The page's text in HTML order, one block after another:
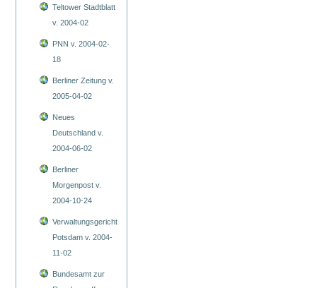
Teltower Stadtblatt
v. 2004-02
PNN v. 2004-02-
18
Berliner Zeitung v.
2005-04-02
Neues
Deutschland v.
2004-06-02
Berliner
Morgenpost v.
2004-10-24
Verwaltungsgericht
Potsdam v. 2004-
11-02
Bundesamt zur